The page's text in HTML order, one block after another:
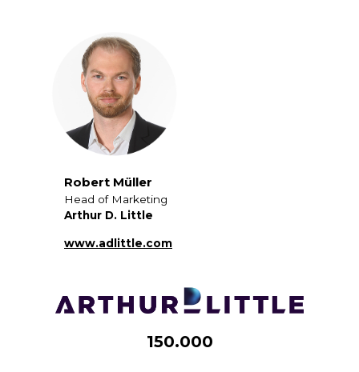
Robert Müller
Head of Marketing
Arthur D. Little
www.adlittle.com
150.000